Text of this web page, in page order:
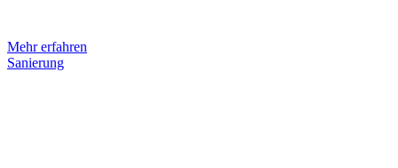
Mehr erfahren
Sanierung